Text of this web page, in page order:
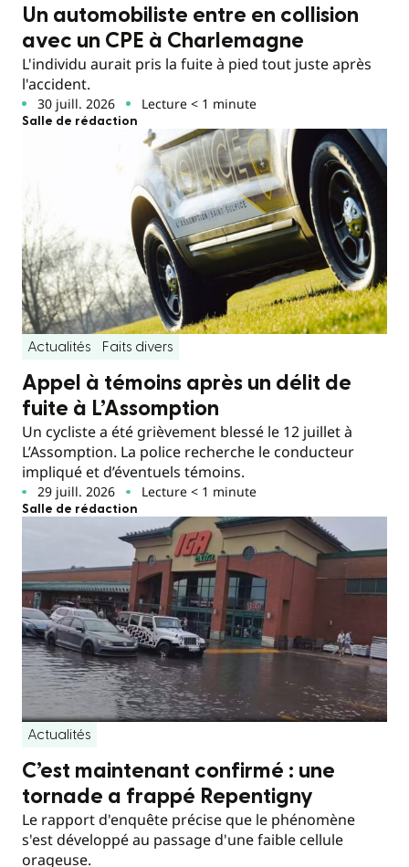
Un automobiliste entre en collision
avec un CPE à Charlemagne
L'individu aurait pris la fuite à pied tout juste après
l'accident.
30 juill. 2026 Lecture < 1 minute
Salle de rédaction
Actualités Faits divers
Appel à témoins après un délit de
fuite à L’Assomption
Un cycliste a été grièvement blessé le 12 juillet à
L’Assomption. La police recherche le conducteur
impliqué et d’éventuels témoins.
29 juill. 2026 Lecture < 1 minute
Salle de rédaction
Actualités
C’est maintenant confirmé : une
tornade a frappé Repentigny
Le rapport d'enquête précise que le phénomène
s'est développé au passage d'une faible cellule
orageuse.